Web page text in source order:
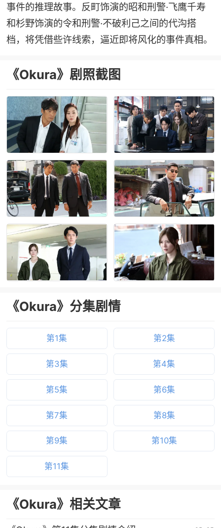
事件的推理故事。反町饰演的昭和刑警·飞鹰千寿
和杉野饰演的令和刑警·不破利己之间的代沟搭
档，将凭借些许线索，逼近即将风化的事件真相。
《Okura》剧照截图
《Okura》分集剧情
第1集 第2集
第3集 第4集
第5集 第6集
第7集 第8集
第9集 第10集
第11集
《Okura》相关文章